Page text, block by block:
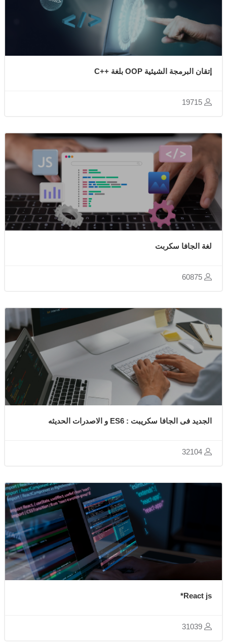
إتقان البرمجة الشيئية OOP بلغة ++C
19715
لغة الجافا سكربت
60875
الجديد فى الجافا سكريبت : ES6 و الاصدرات الحديثه
32104
React js*
31039